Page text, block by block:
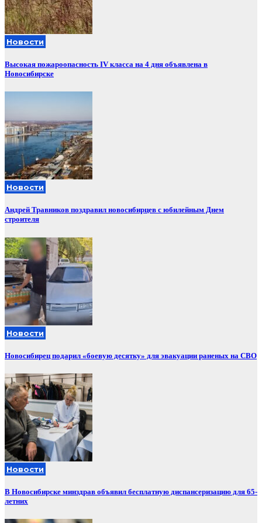
Новости
Высокая пожароопасность IV класса на 4 дня объявлена в
Новосибирске
Новости
Андрей Травников поздравил новосибирцев с юбилейным Днем
строителя
Новости
Новосибирец подарил «боевую десятку» для эвакуации раненых на СВО
Новости
В Новосибирске минздрав объявил бесплатную диспансеризацию для 65-
летних